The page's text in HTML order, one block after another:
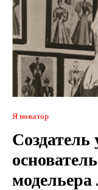
Я новатор